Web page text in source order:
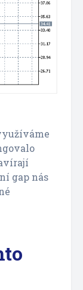
gap nás